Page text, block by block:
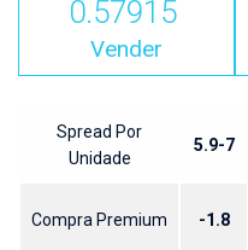
0.57915
Vender
Spread Por
Unidade
5.9-7
Compra Premium -1.8